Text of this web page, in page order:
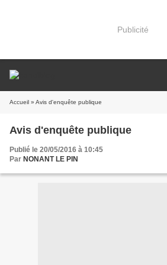
Publicité
Accueil » Avis d'enquête publique
Avis d'enquête publique
Publié le 20/05/2016 à 10:45
Par NONANT LE PIN